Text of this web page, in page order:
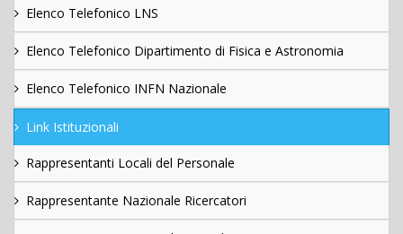
Elenco Telefonico LNS
Elenco Telefonico Dipartimento di Fisica e Astronomia
Elenco Telefonico INFN Nazionale
Link Istituzionali
Rappresentanti Locali del Personale
Rappresentante Nazionale Ricercatori